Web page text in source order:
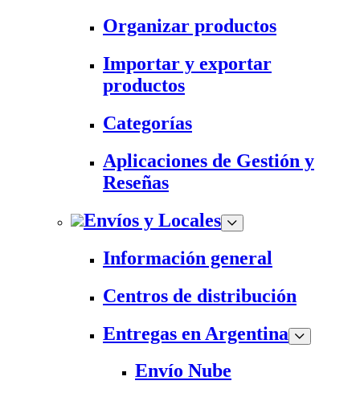
Organizar productos
Importar y exportar
productos
Categorías
Aplicaciones de Gestión y
Reseñas
Envíos y Locales
Información general
Centros de distribución
Entregas en Argentina
Envío Nube